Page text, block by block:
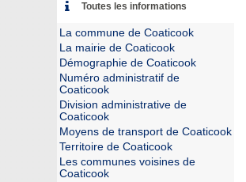
Toutes les informations
La commune de Coaticook
La mairie de Coaticook
Démographie de Coaticook
Numéro administratif de
Coaticook
Division administrative de
Coaticook
Moyens de transport de Coaticook
Territoire de Coaticook
Les communes voisines de
Coaticook